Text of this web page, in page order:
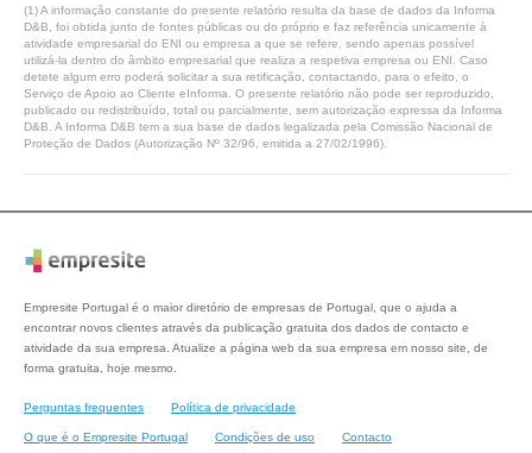
(1) A informação constante do presente relatório resulta da base de dados da Informa
D&B, foi obtida junto de fontes públicas ou do próprio e faz referência unicamente à
atividade empresarial do ENI ou empresa a que se refere, sendo apenas possível
utilizá-la dentro do âmbito empresarial que realiza a respetiva empresa ou ENI. Caso
detete algum erro poderá solicitar a sua retificação, contactando, para o efeito, o
Serviço de Apoio ao Cliente eInforma. O presente relatório não pode ser reproduzido,
publicado ou redistribuído, total ou parcialmente, sem autorização expressa da Informa
D&B. A Informa D&B tem a sua base de dados legalizada pela Comissão Nacional de
Proteção de Dados (Autorização Nº 32/96, emitida a 27/02/1996).
Empresite Portugal é o maior diretório de empresas de Portugal, que o ajuda a
encontrar novos clientes através da publicação gratuita dos dados de contacto e
atividade da sua empresa. Atualize a página web da sua empresa em nosso site, de
forma gratuita, hoje mesmo.
Perguntas frequentes Política de privacidade
O que é o Empresite Portugal Condições de uso Contacto